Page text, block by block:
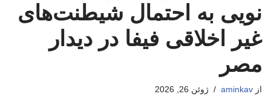
نویی به احتمال شیطنت‌های
غیر اخلاقی فیفا در دیدار
مصر
از aminkav ژوئن 26, 2026